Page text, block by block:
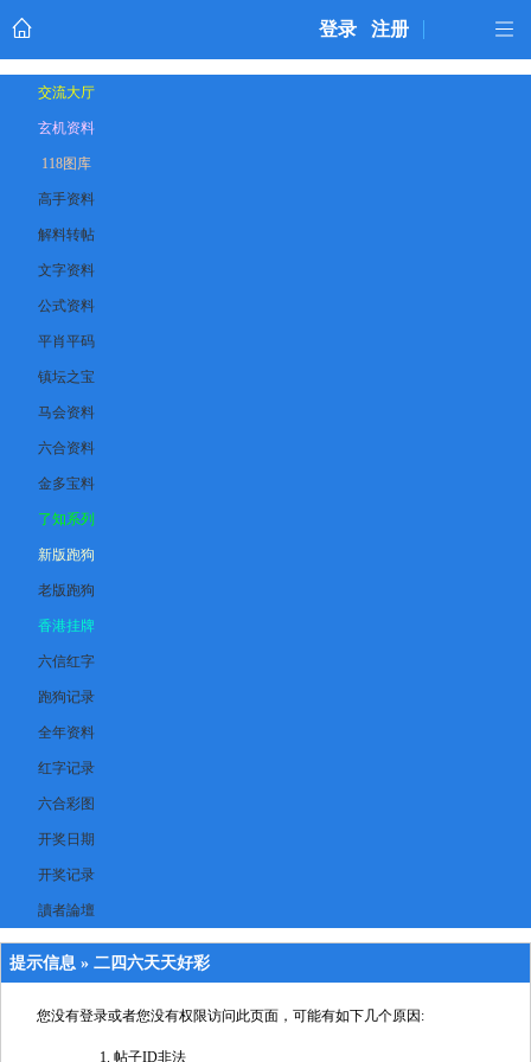
登录 注册
交流大厅
玄机资料
118图库
高手资料
解料转帖
文字资料
公式资料
平肖平码
镇坛之宝
马会资料
六合资料
金多宝料
了知系列
新版跑狗
老版跑狗
香港挂牌
六信红字
跑狗记录
全年资料
红字记录
六合彩图
开奖日期
开奖记录
讀者論壇
提示信息 » 二四六天天好彩
您没有登录或者您没有权限访问此页面，可能有如下几个原因:
帖子ID非法